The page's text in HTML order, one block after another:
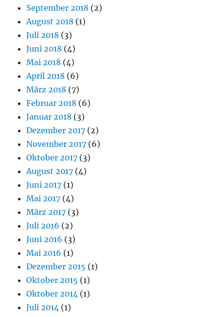
September 2018 (2)
August 2018 (1)
Juli 2018 (3)
Juni 2018 (4)
Mai 2018 (4)
April 2018 (6)
März 2018 (7)
Februar 2018 (6)
Januar 2018 (3)
Dezember 2017 (2)
November 2017 (6)
Oktober 2017 (3)
August 2017 (4)
Juni 2017 (1)
Mai 2017 (4)
März 2017 (3)
Juli 2016 (2)
Juni 2016 (3)
Mai 2016 (1)
Dezember 2015 (1)
Oktober 2015 (1)
Oktober 2014 (1)
Juli 2014 (1)